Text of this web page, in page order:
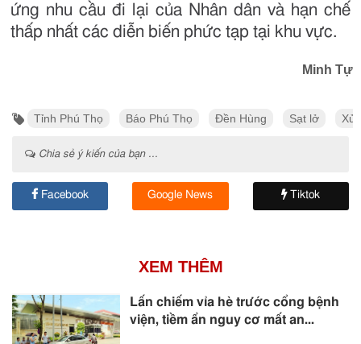
ứng nhu cầu đi lại của Nhân dân và hạn chế
thấp nhất các diễn biến phức tạp tại khu vực.
Minh Tự
Tỉnh Phú Thọ Báo Phú Thọ Đền Hùng Sạt lở Xử
Chia sẻ ý kiến của bạn ...
Facebook Google News Tiktok
XEM THÊM
Lấn chiếm vỉa hè trước cổng bệnh
viện, tiềm ẩn nguy cơ mất an...